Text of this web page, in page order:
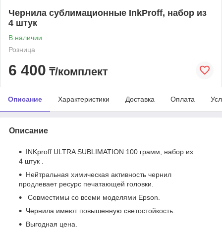
Чернила сублимационные InkProff, набор из
4 штук
В наличии
Розница
6 400 ₸/комплект
Описание Характеристики Доставка Оплата
Описание
INKproff ULTRA SUBLIMATION 100 грамм, набор из
4 штук .
Нейтральная химическая активность чернил
продлевает ресурс печатающей головки.
Совместимы со всеми моделями Epson.
Чернила имеют повышенную светостойкость.
Выгодная цена.